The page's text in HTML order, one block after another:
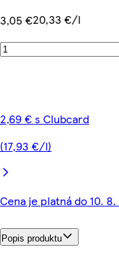
3,05 €20,33 €/l
2,69 € s Clubcard
(17,93 €/l)
Cena je platná do 10.
Popis produktu